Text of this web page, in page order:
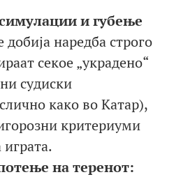
и губење
добија наредба строго
секое „украдено“
судиски
како во Катар),
критериуми
на теренот: